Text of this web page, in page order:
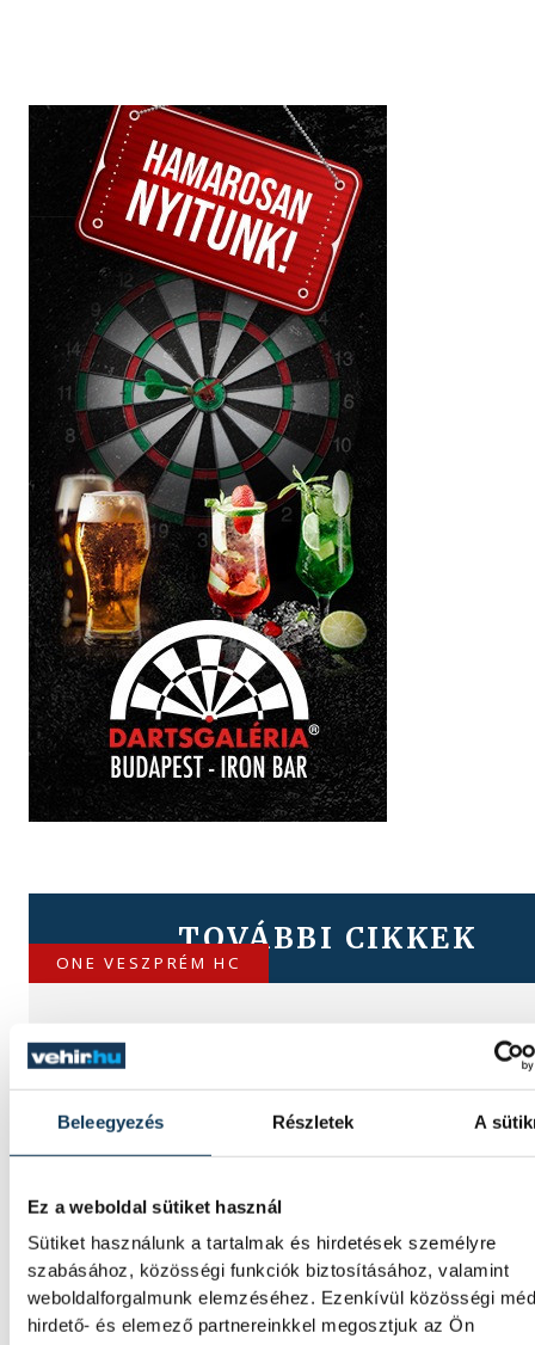
Beleegyezés Részletek A
Ez a weboldal sütiket használ
Sütiket használunk a tartalmak és hirdetések személyre
szabásához, közösségi funkciók biztosításához, valamint
weboldalforgalmunk elemzéséhez. Ezenkívül közösségi
hirdető- és elemező partnereinkkel megosztjuk az Ön
TOVÁBBI CIKKEK
ONE VESZPRÉM HC
A gólok mellett a könnyek
potyogtak – Gasper Marguc
elköszönt Veszprémtől
láthatott a veszprémi közönség péntek
One Veszprém idénybeli első hazai
fölényesen nyert a szlovén RK Celje ellen,
azonban Gasper Marguc búcsúja miatt
örökre emlékezetes. A szlovén